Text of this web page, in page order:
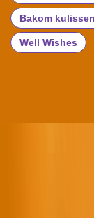
Bakom
Well Wishes